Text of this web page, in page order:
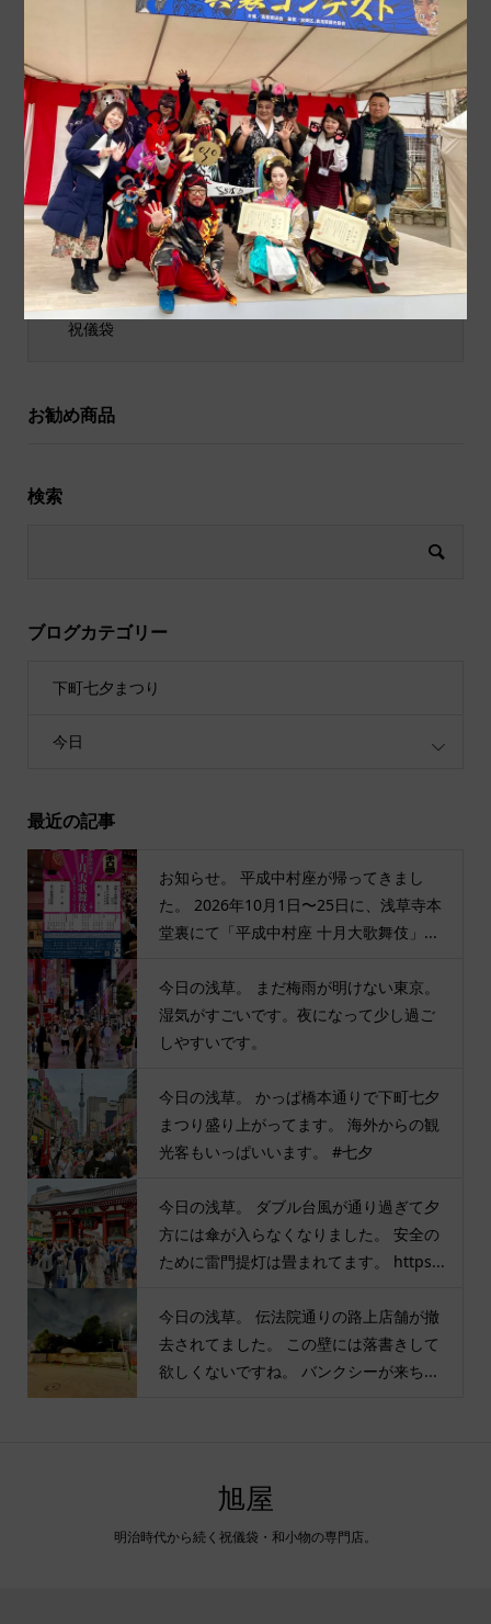
商品カテゴリ
商品ジャンル
ポチ袋
和小物
祝儀袋
お勧め商品
検索
ブログカテゴリー
下町七夕まつり
今日
最近の記事
お知らせ。 平成中村座が帰ってきまし
た。 2026年10月1日〜25日に、浅草寺本
堂裏にて「平成中村座 十月大歌舞伎」...
今日の浅草。 まだ梅雨が明けない東京。
湿気がすごいです。夜になって少し過ご
しやすいです。
今日の浅草。 かっぱ橋本通りで下町七夕
まつり盛り上がってます。 海外からの観
光客もいっぱいいます。 #七夕
今日の浅草。 ダブル台風が通り過ぎて夕
方には傘が入らなくなりました。 安全の
ために雷門提灯は畳まれてます。 https...
今日の浅草。 伝法院通りの路上店舗が撤
去されてました。 この壁には落書きして
欲しくないですね。 バンクシーが来ち...
旭屋
明治時代から続く祝儀袋・和小物の専門店。